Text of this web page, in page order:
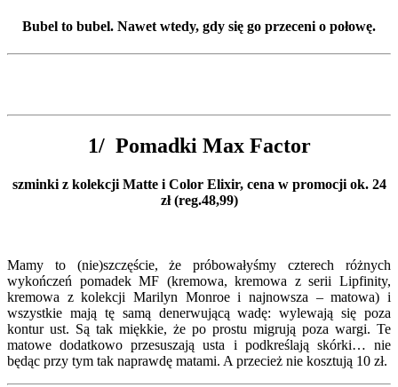
Bubel to bubel. Nawet wtedy, gdy się go przeceni o połowę.
1/ Pomadki Max Factor
szminki z kolekcji Matte i Color Elixir, cena w promocji ok. 24
zł (reg.48,99)
Mamy to (nie)szczęście, że próbowałyśmy czterech różnych
wykończeń pomadek MF (kremowa, kremowa z serii Lipfinity,
kremowa z kolekcji Marilyn Monroe i najnowsza – matowa) i
wszystkie mają tę samą denerwującą wadę: wylewają się poza
kontur ust. Są tak miękkie, że po prostu migrują poza wargi. Te
matowe dodatkowo przesuszają usta i podkreślają skórki… nie
będąc przy tym tak naprawdę matami. A przecież nie kosztują 10 zł.